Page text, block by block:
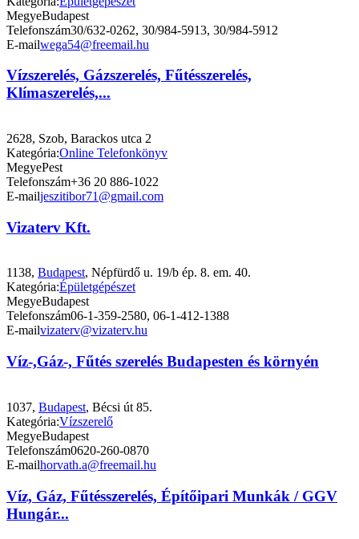
MegyeBudapest
Telefonszám30/632-0262, 30/984-5913, 30/984-5912
E-mailwega54@freemail.hu
Vízszerelés, Gázszerelés, Fűtésszerelés,
Klímaszerelés,...
2628, Szob, Barackos utca 2
Kategória:Online Telefonkönyv
MegyePest
Telefonszám+36 20 886-1022
E-mailjeszitibor71@gmail.com
Vizaterv Kft.
1138, Budapest, Népfürdő u. 19/b ép. 8. em. 40.
Kategória:Épületgépészet
MegyeBudapest
Telefonszám06-1-359-2580, 06-1-412-1388
E-mailvizaterv@vizaterv.hu
Víz-,Gáz-, Fűtés szerelés Budapesten és környén
1037, Budapest, Bécsi út 85.
Kategória:Vízszerelő
MegyeBudapest
Telefonszám0620-260-0870
E-mailhorvath.a@freemail.hu
Víz, Gáz, Fűtésszerelés, Építőipari Munkák / GGV
Hungár...